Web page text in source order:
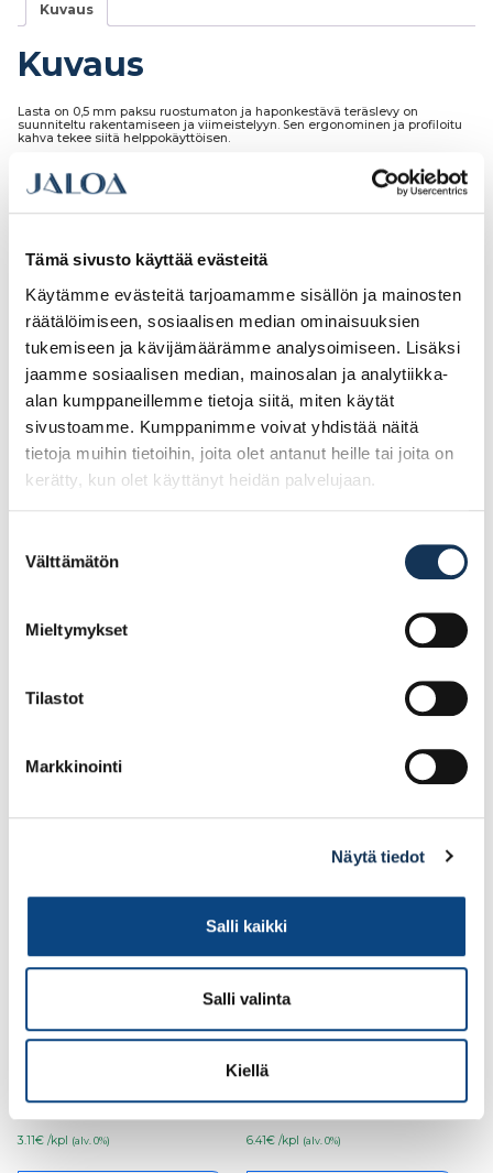
Tämä sivusto käyttää evästeitä
Käytämme evästeitä tarjoamamme sisällön ja mainosten
räätälöimiseen, sosiaalisen median ominaisuuksien
tukemiseen ja kävijämäärämme analysoimiseen. Lisäksi
jaamme sosiaalisen median, mainosalan ja analytiikka-
alan kumppaneillemme tietoja siitä, miten käytät
sivustoamme. Kumppanimme voivat yhdistää näitä
tietoja muihin tietoihin, joita olet antanut heille tai joita on
kerätty, kun olet käyttänyt heidän palvelujaan.
valinta
Välttämätön
Mieltymykset
Tilastot
Markkinointi
Näytä tiedot
Salli kaikki
Salli valinta
Kiellä
Kuvaus
Kuvaus
Lasta on 0,5 mm paksu ruostumaton ja haponkestävä teräslevy on
suunniteltu rakentamiseen ja viimeistelyyn. Sen ergonominen ja profiloitu
kahva tekee siitä helppokäyttöisen.
Tutustu myös
22.46€ /kpl(alv. 0%)
Kubala 1519 sakkaritilä
3.11€ /kpl (alv. 0%)
Kubala 0355
6.41€ /kpl (alv. 0%)